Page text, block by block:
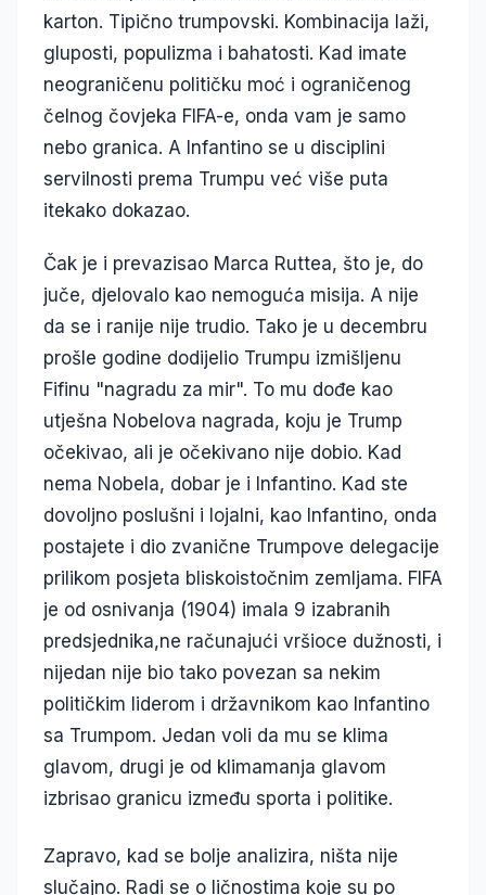
karton. Tipično trumpovski. Kombinacija laži,
gluposti, populizma i bahatosti. Kad imate
neograničenu političku moć i ograničenog
čelnog čovjeka FIFA-e, onda vam je samo
nebo granica. A Infantino se u disciplini
servilnosti prema Trumpu već više puta
itekako dokazao.
Čak je i prevazisao Marca Ruttea, što je, do
juče, djelovalo kao nemoguća misija. A nije
da se i ranije nije trudio. Tako je u decembru
prošle godine dodijelio Trumpu izmišljenu
Fifinu "nagradu za mir". To mu dođe kao
utješna Nobelova nagrada, koju je Trump
očekivao, ali je očekivano nije dobio. Kad
nema Nobela, dobar je i Infantino. Kad ste
dovoljno poslušni i lojalni, kao Infantino, onda
postajete i dio zvanične Trumpove delegacije
prilikom posjeta bliskoistočnim zemljama. FIFA
je od osnivanja (1904) imala 9 izabranih
predsjednika,ne računajući vršioce dužnosti, i
nijedan nije bio tako povezan sa nekim
političkim liderom i državnikom kao Infantino
sa Trumpom. Jedan voli da mu se klima
glavom, drugi je od klimamanja glavom
izbrisao granicu između sporta i politike.
Zapravo, kad se bolje analizira, ništa nije
slučajno. Radi se o ličnostima koje su po